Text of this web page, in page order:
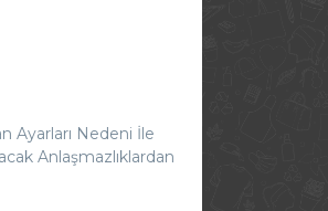
Ayarları Nedeni İle
Anlaşmazlıklardan